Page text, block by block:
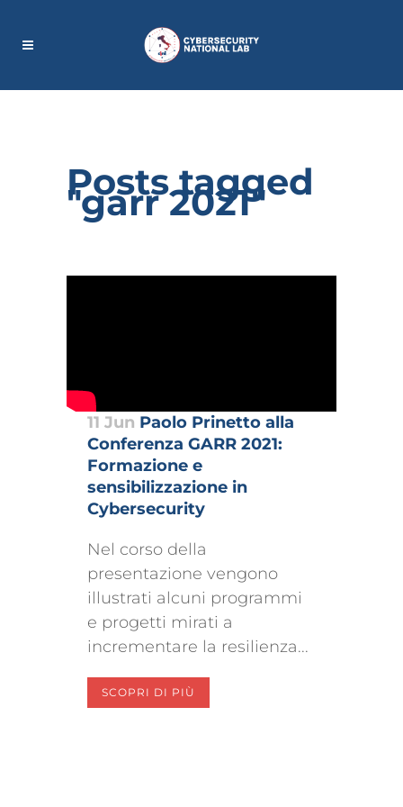
Posts tagged
"garr 2021"
11 Jun Paolo Prinetto alla
Conferenza GARR 2021:
Formazione e
sensibilizzazione in
Cybersecurity
Nel corso della
presentazione vengono
illustrati alcuni programmi
e progetti mirati a
incrementare la resilienza...
SCOPRI DI PIÙ